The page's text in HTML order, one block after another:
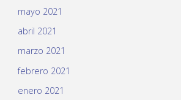
mayo 2021
abril 2021
marzo 2021
febrero 2021
enero 2021